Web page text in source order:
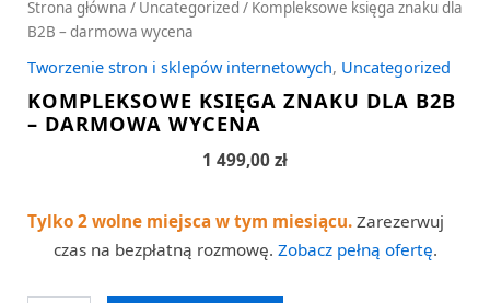
Strona główna / Uncategorized / Kompleksowe księga znaku dla
B2B – darmowa wycena
Tworzenie stron i sklepów internetowych, Uncategorized
KOMPLEKSOWE KSIĘGA ZNAKU DLA B2B
– DARMOWA WYCENA
1 499,00 zł
Tylko 2 wolne miejsca w tym miesiącu. Zarezerwuj
czas na bezpłatną rozmowę. Zobacz pełną ofertę.